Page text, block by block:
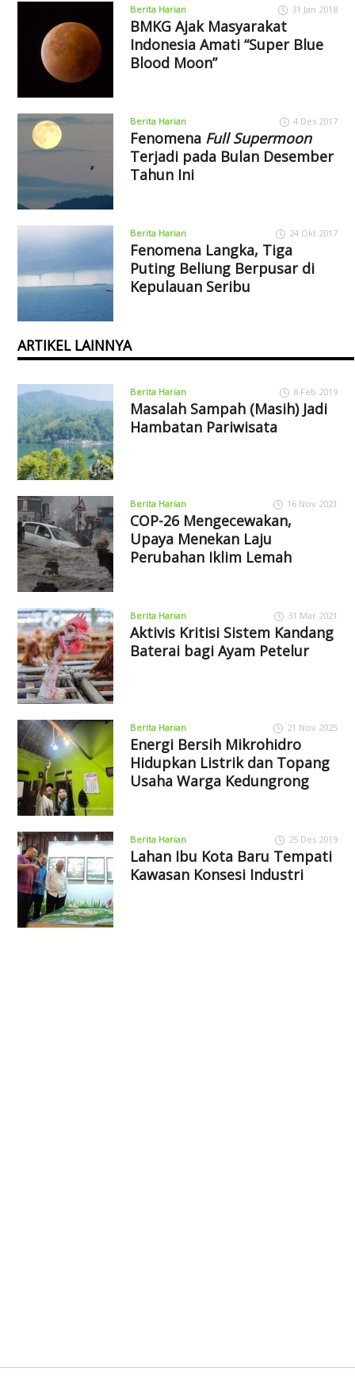
Berita Harian 31 Jan 2018
BMKG Ajak Masyarakat
Indonesia Amati “Super Blue
Blood Moon”
Berita Harian 4 Des 2017
Fenomena Full Supermoon
Terjadi pada Bulan Desember
Tahun Ini
Berita Harian 24 Okt 2017
Fenomena Langka, Tiga
Puting Beliung Berpusar di
Kepulauan Seribu
ARTIKEL LAINNYA
Berita Harian 8 Feb 2019
Masalah Sampah (Masih) Jadi
Hambatan Pariwisata
Berita Harian 16 Nov 2021
COP-26 Mengecewakan,
Upaya Menekan Laju
Perubahan Iklim Lemah
Berita Harian 31 Mar 2021
Aktivis Kritisi Sistem Kandang
Baterai bagi Ayam Petelur
Berita Harian 21 Nov 2025
Energi Bersih Mikrohidro
Hidupkan Listrik dan Topang
Usaha Warga Kedungrong
Berita Harian 25 Des 2019
Lahan Ibu Kota Baru Tempati
Kawasan Konsesi Industri